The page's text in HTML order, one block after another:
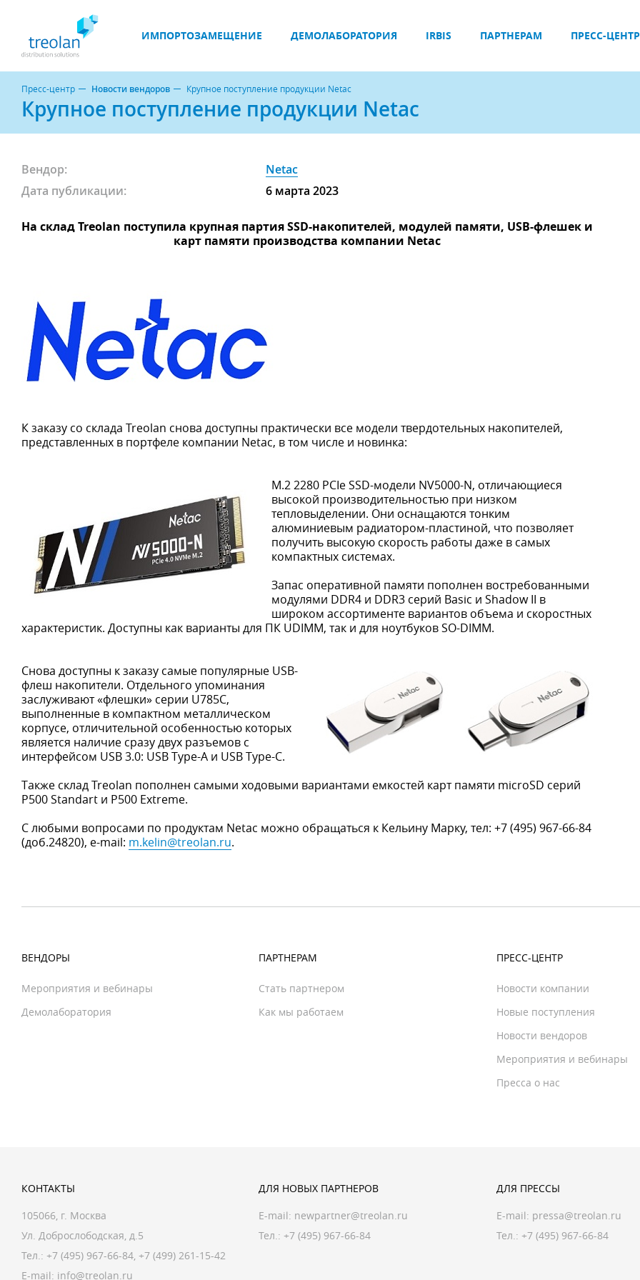
ИМПОРТОЗАМЕЩЕНИЕ ДЕМОЛАБОРАТОРИЯ IRBIS ПАРТНЕРАМ ПРЕСС-ЦЕНТР
Пресс-центр Новости вендоров Крупное поступление продукции Netac
Крупное поступление продукции Netac
Вендор:
Netac
Дата публикации:
6 марта 2023
На склад Treolan поступила крупная партия SSD-накопителей, модулей памяти, USB-флешек и
карт памяти производства компании Netac
К заказу со склада Treolan снова доступны практически все модели твердотельных накопителей,
представленных в портфеле компании Netac, в том числе и новинка:
M.2 2280 PCIe SSD-модели NV5000-N, отличающиеся
высокой производительностью при низком
тепловыделении. Они оснащаются тонким
алюминиевым радиатором-пластиной, что позволяет
получить высокую скорость работы даже в самых
компактных системах.
Запас оперативной памяти пополнен востребованными
модулями DDR4 и DDR3 серий Basic и Shadow II в
широком ассортименте вариантов объема и скоростных
характеристик. Доступны как варианты для ПК UDIMM, так и для ноутбуков SO-DIMM.
Снова доступны к заказу самые популярные USB-
флеш накопители. Отдельного упоминания
заслуживают «флешки» серии U785C,
выполненные в компактном металлическом
корпусе, отличительной особенностью которых
является наличие сразу двух разъемов с
интерфейсом USB 3.0: USB Type-A и USB Type-C.
Также склад Treolan пополнен самыми ходовыми вариантами емкостей карт памяти microSD серий
P500 Standart и P500 Extreme.
С любыми вопросами по продуктам Netac можно обращаться к Кельину Марку, тел: +7 (495) 967-66-84
(доб.24820), e-mail: m.kelin@treolan.ru.
ВЕНДОРЫ
Мероприятия и вебинары
Демолаборатория
ПАРТНЕРАМ
Стать партнером
Как мы работаем
ПРЕСС-ЦЕНТР
Новости компании
Новые поступления
Новости вендоров
Мероприятия и вебинары
Пресса о нас
КОНТАКТЫ
105066, г. Москва
Ул. Доброслободская, д.5
Тел.: +7 (495) 967-66-84, +7 (499) 261-15-42
E-mail: info@treolan.ru
ДЛЯ НОВЫХ ПАРТНЕРОВ
E-mail: newpartner@treolan.ru
Тел.: +7 (495) 967-66-84
ДЛЯ ПРЕССЫ
E-mail: pressa@treolan.ru
Тел.: +7 (495) 967-66-84